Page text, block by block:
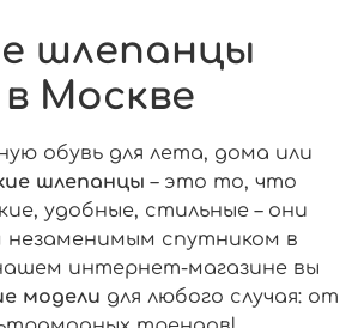
шлепанцы
Москве
обувь для лета, дома или
шлепанцы – это то, что
удобные, стильные – они
спутником в
интернет-магазине вы
модели для любого случая: от